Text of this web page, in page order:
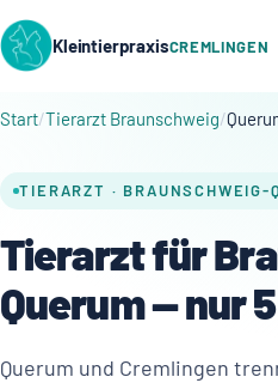
KleintierpraxisCREMLINGEN
Start Tierarzt Braunschweig
TIERARZT · BRAUNSCHWEIG-
Tierarzt für
Querum — nur
Querum und Cremlingen